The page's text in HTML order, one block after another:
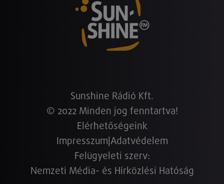
Sunshine Rádió Kft.
© 2022 Minden jog fenntartva!
Elérhetőségeink
Impresszum Adatvédelem
Felügyeleti szerv:
Nemzeti Média- és Hírközlési Hatóság